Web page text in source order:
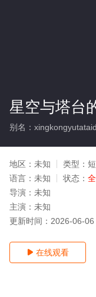
星空与塔台
别名：
地区： 未知 类型：
语言： 未知 状态：
导演： 未知
主演： 未知
更新时间： 2026-06-06
 在线观看